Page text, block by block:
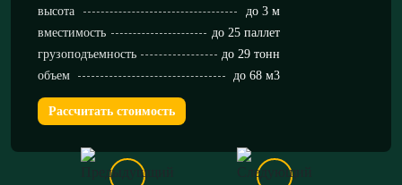
высота
до 3 м
вместимость
до 25 паллет
грузоподъемность
до 29 тонн
объем
до 68 м3
Рассчитать стоимость